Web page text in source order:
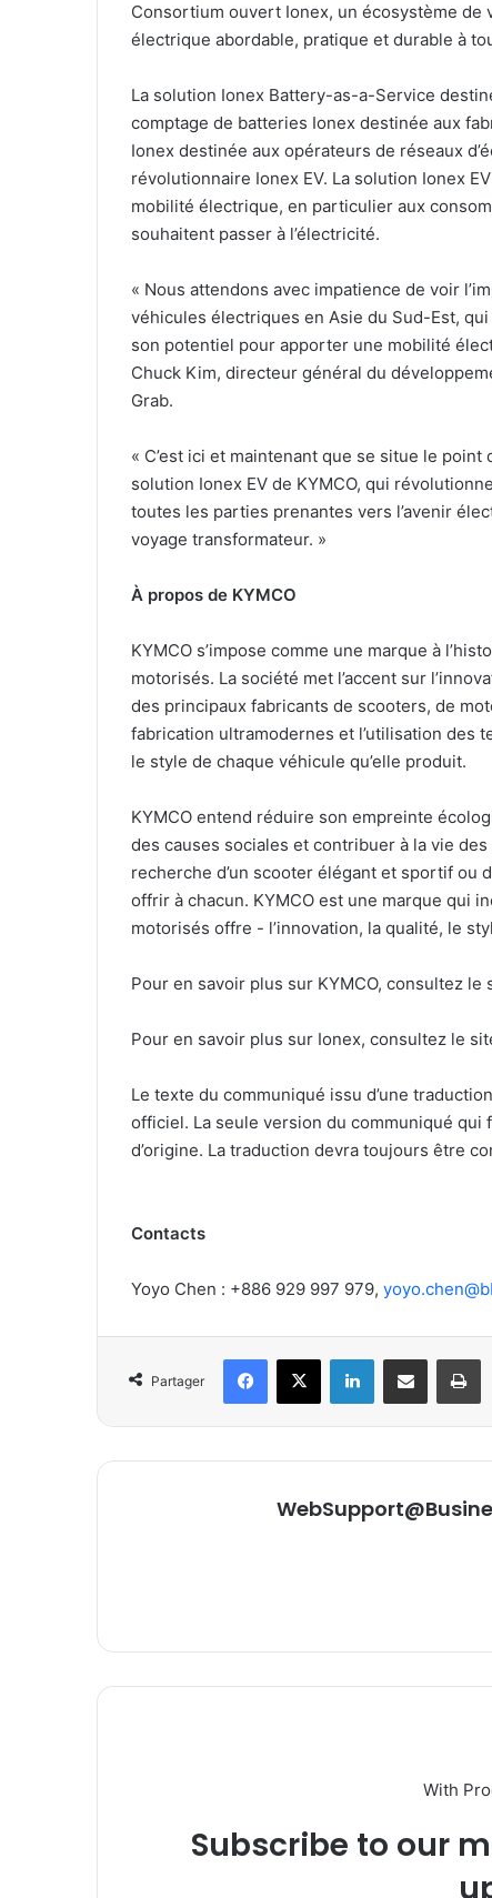
Consortium ouvert Ionex, un écosystème
électrique abordable, pratique et durable à
La solution Ionex Battery-as-a-Service
comptage de batteries Ionex destinée aux
Ionex destinée aux opérateurs de réseaux
révolutionnaire Ionex EV. La solution Ionex
mobilité électrique, en particulier aux
souhaitent passer à l’électricité.
« Nous attendons avec impatience de voir
véhicules électriques en Asie du Sud-Est,
son potentiel pour apporter une mobilité
Chuck Kim, directeur général du
Grab.
« C’est ici et maintenant que se situe le point
solution Ionex EV de KYMCO, qui
toutes les parties prenantes vers l’avenir
voyage transformateur. »
À propos de KYMCO
KYMCO s’impose comme une marque à
motorisés. La société met l’accent sur
des principaux fabricants de scooters, de
fabrication ultramodernes et l’utilisation des
le style de chaque véhicule qu’elle produit.
KYMCO entend réduire son empreinte
des causes sociales et contribuer à la vie
recherche d’un scooter élégant et sportif ou
offrir à chacun. KYMCO est une marque qui
motorisés offre - l’innovation, la qualité, le
Pour en savoir plus sur KYMCO, consultez le
Pour en savoir plus sur Ionex, consultez le
Le texte du communiqué issu d’une
officiel. La seule version du communiqué qui
d’origine. La traduction devra toujours être
Contacts
Yoyo Chen : +886 929 997 979,
Partager
Facebook
X LinkedinPartager par email
With
Subscribe to our